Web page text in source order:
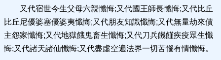
又代宿世今生父母六親懺悔;又代國王師長懺悔;又代比丘
比丘尼優婆塞優婆夷懺悔;又代朋友知識懺悔;又代無量劫來債
主怨家懺悔;又代地獄餓鬼畜生懺悔;又代刀兵饑饉疾疫眾生懺
悔;又代諸天諸仙懺悔;又代盡虛空遍法界一切苦惱有情懺悔。